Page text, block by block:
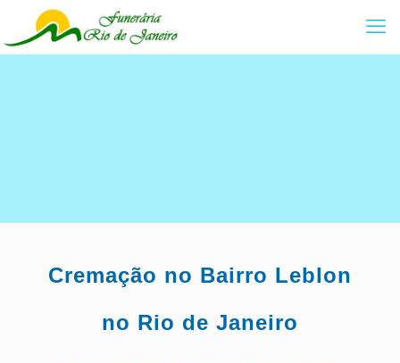
Cremação no Bairro Leblon
no Rio de Janeiro